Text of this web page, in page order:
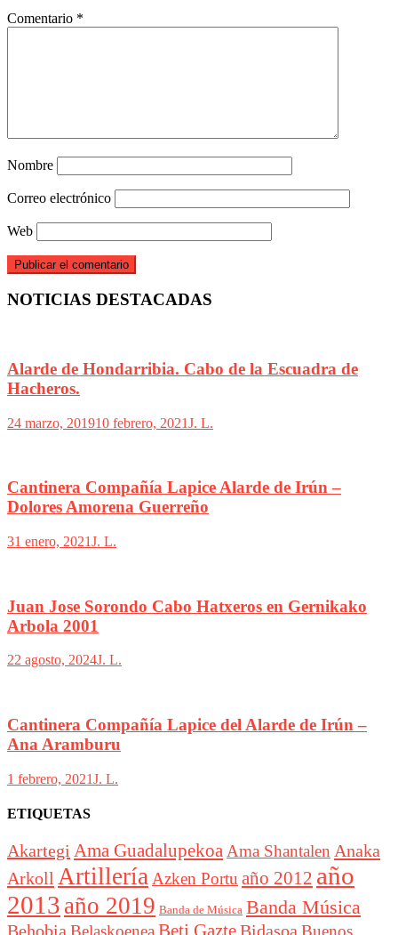
Comentario *
Nombre
Correo electrónico
Web
NOTICIAS DESTACADAS
Alarde de Hondarribia. Cabo de la Escuadra de
Hacheros.
24 marzo, 201910 febrero, 2021J. L.
Cantinera Compañía Lapice Alarde de Irún –
Dolores Amorena Guerreño
31 enero, 2021J. L.
Juan Jose Sorondo Cabo Hatxeros en Gernikako
Arbola 2001
22 agosto, 2024J. L.
Cantinera Compañía Lapice del Alarde de Irún –
Ana Aramburu
1 febrero, 2021J. L.
ETIQUETAS
Akartegi Ama GuadalupekoaAma Shantalen Anaka
Arkoll ArtilleríaAzken Portu año 2012 año
2013 año 2019 Banda de Música Banda Música
Behobia Bidasoa